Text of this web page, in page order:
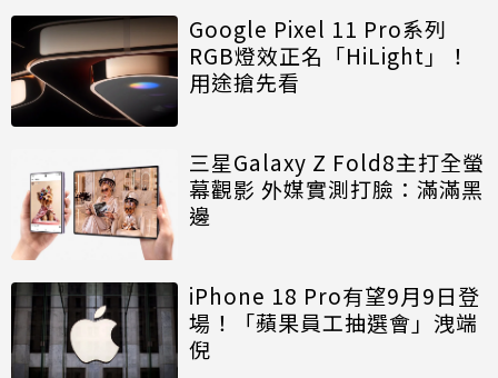
Google Pixel 11 Pro系列
RGB燈效正名「HiLight」！
用途搶先看
三星Galaxy Z Fold8主打全螢
幕觀影 外媒實測打臉：滿滿黑
邊
iPhone 18 Pro有望9月9日登
場！「蘋果員工抽選會」洩端
倪